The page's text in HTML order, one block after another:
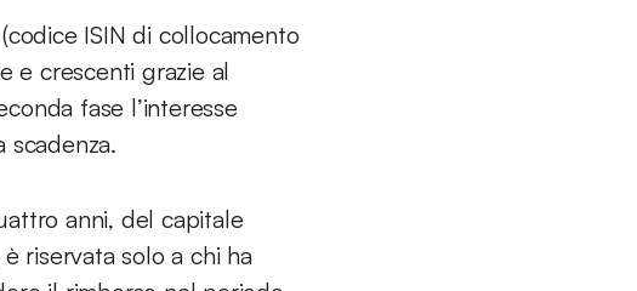
ISIN di collocamento
e crescenti grazie al
fase l’interesse
scadenza.
anni, del capitale
riservata solo a chi ha